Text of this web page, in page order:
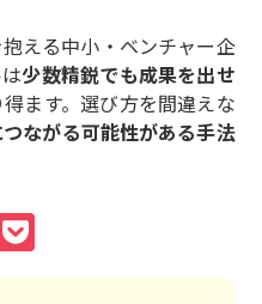
える中小・ベンチャー企
少数精鋭でも成果を出せ
得ます。選び方を間違えな
ながる可能性がある手法